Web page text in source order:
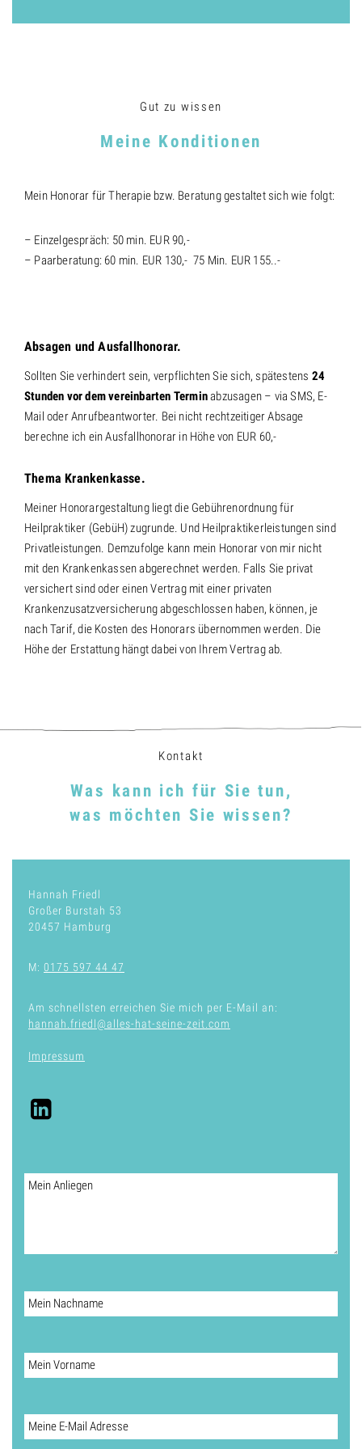
Gut zu wissen
Meine Konditionen
Mein Honorar für Therapie bzw. Beratung gestaltet sich wie folgt:
– Einzelgespräch: 50 min. EUR 90,-
– Paarberatung: 60 min. EUR 130,- 75 Min. EUR 155..-
Absagen und Ausfallhonorar.
Sollten Sie verhindert sein, verpflichten Sie sich, spätestens 24
Stunden vor dem vereinbarten Terminabzusagen – via SMS, E-
Mail oder Anrufbeantworter. Bei nicht rechtzeitiger Absage
berechne ich ein Ausfallhonorar in Höhe von EUR 60,-
Thema Krankenkasse.
Meiner Honorargestaltung liegt die Gebührenordnung für
Heilpraktiker (GebüH) zugrunde. Und Heilpraktikerleistungen sind
Privatleistungen. Demzufolge kann mein Honorar von mir nicht
mit den Krankenkassen abgerechnet werden. Falls Sie privat
versichert sind oder einen Vertrag mit einer privaten
Krankenzusatzversicherung abgeschlossen haben, können, je
nach Tarif, die Kosten des Honorars übernommen werden. Die
Höhe der Erstattung hängt dabei von Ihrem Vertrag ab.
Kontakt
Was kann ich für Sie tun,
was möchten Sie wissen?
Hannah Friedl
Großer Burstah 53
20457 Hamburg
M: 0175 597 44 47
Am schnellsten erreichen Sie mich per E-Mail an:
hannah.friedl@alles-hat-seine-zeit.com
Impressum